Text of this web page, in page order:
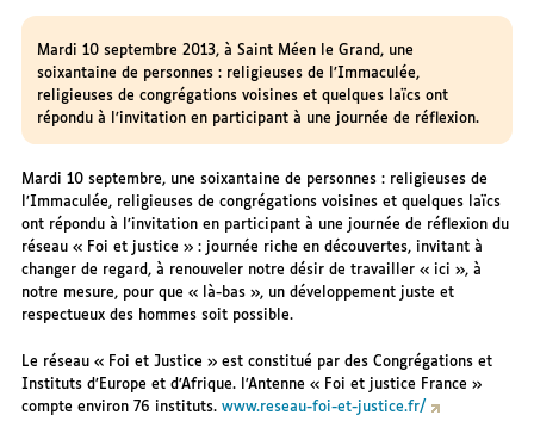
Mardi 10 septembre 2013, à Saint Méen le Grand, une
soixantaine de personnes : religieuses de l’Immaculée,
religieuses de congrégations voisines et quelques laïcs ont
répondu à l’invitation en participant à une journée de réflexion.
Mardi 10 septembre, une soixantaine de personnes : religieuses de
l’Immaculée, religieuses de congrégations voisines et quelques laïcs
ont répondu à l’invitation en participant à une journée de réflexion du
réseau « Foi et justice » : journée riche en découvertes, invitant à
changer de regard, à renouveler notre désir de travailler « ici », à
notre mesure, pour que « là-bas », un développement juste et
respectueux des hommes soit possible.
Le réseau « Foi et Justice » est constitué par des Congrégations et
Instituts d’Europe et d’Afrique. l’Antenne « Foi et justice France »
compte environ 76 instituts.www.reseau-foi-et-justice.fr/